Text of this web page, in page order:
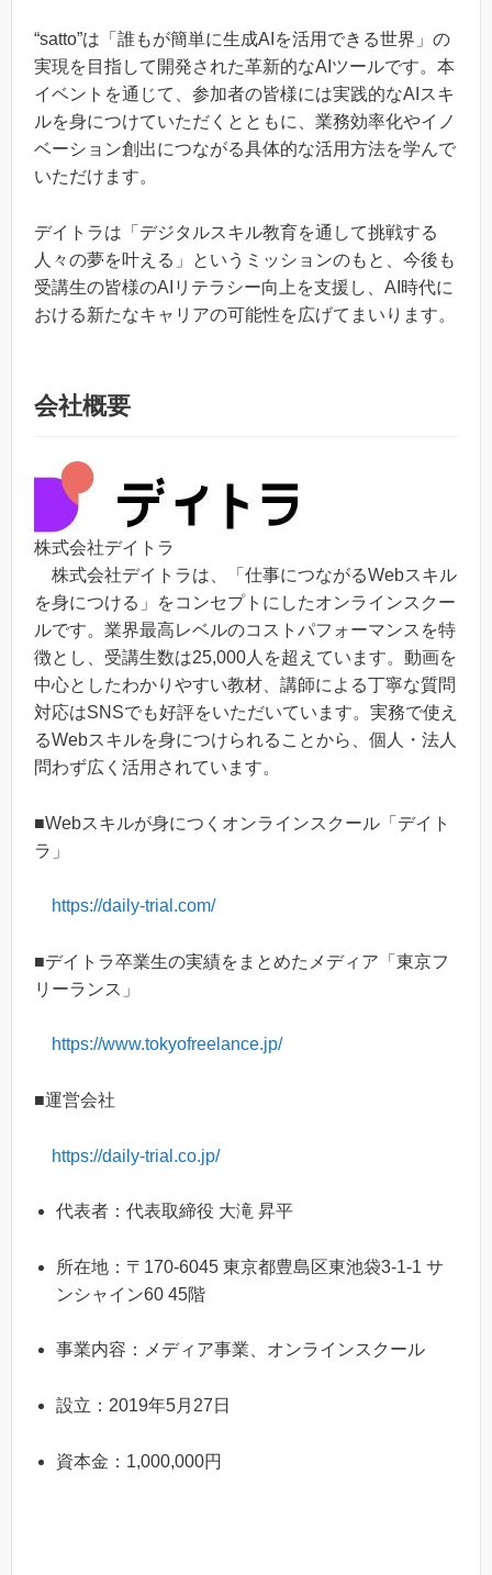
“satto”は「誰もが簡単に生成AIを活用できる世界」の
実現を目指して開発された革新的なAIツールです。本
イベントを通じて、参加者の皆様には実践的なAIスキ
ルを身につけていただくとともに、業務効率化やイノ
ベーション創出につながる具体的な活用方法を学んで
いただけます。
デイトラは「デジタルスキル教育を通して挑戦する
人々の夢を叶える」というミッションのもと、今後も
受講生の皆様のAIリテラシー向上を支援し、AI時代に
おける新たなキャリアの可能性を広げてまいります。
会社概要
株式会社デイトラ
株式会社デイトラは、「仕事につながるWebスキル
を身につける」をコンセプトにしたオンラインスクー
ルです。業界最高レベルのコストパフォーマンスを特
徴とし、受講生数は25,000人を超えています。動画を
中心としたわかりやすい教材、講師による丁寧な質問
対応はSNSでも好評をいただいています。実務で使え
るWebスキルを身につけられることから、個人・法人
問わず広く活用されています。
■Webスキルが身につくオンラインスクール「デイト
ラ」
https://daily-trial.com/
■デイトラ卒業生の実績をまとめたメディア「東京フ
リーランス」
https://www.tokyofreelance.jp/
■運営会社
https://daily-trial.co.jp/
代表者：代表取締役 大滝 昇平
所在地：〒170-6045 東京都豊島区東池袋3-1-1 サ
ンシャイン60 45階
事業内容：メディア事業、オンラインスクール
設立：2019年5月27日
資本金：1,000,000円